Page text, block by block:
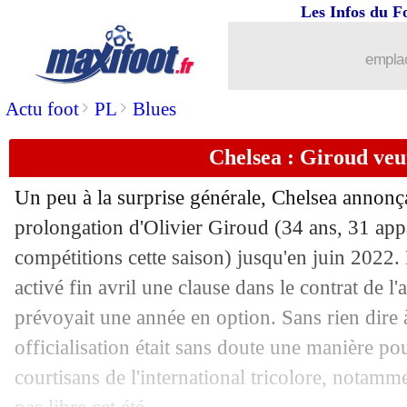
Actu foot> PL > Blues
Les Infos du
Chelsea : Giroud
Un peu à la surprise générale, Chelsea
prolongation d'Olivier Giroud (34 ans, 31
compétitions cette saison) jusqu'en juin
activé fin avril une clause dans le contrat de
prévoyait une année en option. Sans rien dire
officialisation était sans doute une manière
courtisans de l'international tricolore,
ASSE: l'Olympiakos veut Bouanga
06/06 Valence
06/06 Allemagne: Goretzka forfait contre
06/06 EdF : Pogba se propose pour les
06/06 OM: un latéral uruguayen sur les
06/06 Real: les calendriers, Varane en a
06/06 EdF: la "meilleure attaque", Pogba
06/06 EdF: A. Griezmann - "le tireur n°1,